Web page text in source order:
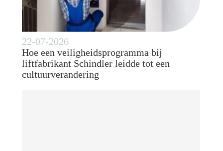
22-07-2026
Hoe een veiligheidsprogramma bij
liftfabrikant Schindler leidde tot een
cultuurverandering